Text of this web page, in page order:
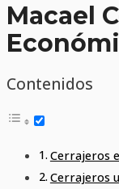
Macael
Contenidos
Cerrajeros
Cerrajeros